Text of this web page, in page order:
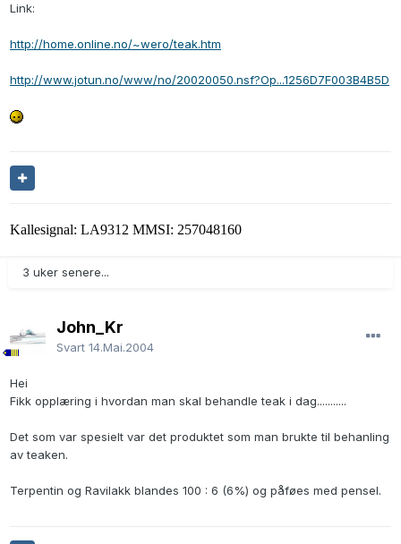
Link:
http://home.online.no/~wero/teak.htm
http://www.jotun.no/www/no/20020050.nsf?Op...1256D7F003B4B5D
Kallesignal: LA9312 MMSI: 257048160
3 uker senere...
John_Kr
Svart 14.Mai.2004
Hei
Fikk opplæring i hvordan man skal behandle teak i dag...........
Det som var spesielt var det produktet som man brukte til behanling
av teaken.
Terpentin og Ravilakk blandes 100 : 6 (6%) og påføes med pensel.